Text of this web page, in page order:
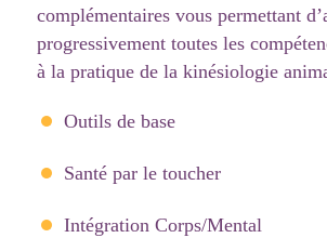
complémentaires vous permettant
progressivement toutes les
à la pratique de la kinésiologie
Outils de base
Santé par le toucher
Intégration Corps/Mental